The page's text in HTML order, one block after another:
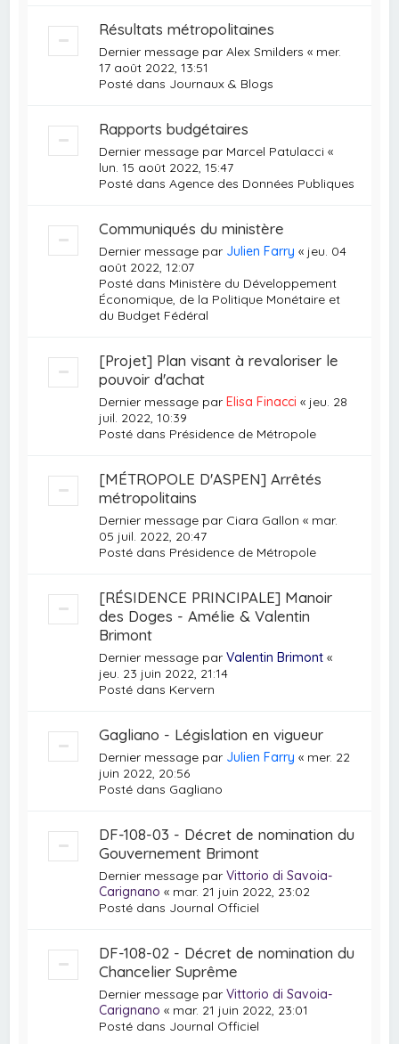
Résultats métropolitaines
Dernier message parAlex Smilders « mer.
17 août 2022, 13:51
Posté dans Journaux & Blogs
Rapports budgétaires
Dernier message par Marcel Patulacci «
lun. 15 août 2022, 15:47
Posté dansAgence des Données Publiques
Communiqués du ministère
Dernier message par Julien Farry « jeu. 04
août 2022, 12:07
Posté dans Ministère du Développement
Économique, de la Politique Monétaire et
du Budget Fédéral
[Projet] Plan visant à revaloriser le
pouvoir d'achat
Dernier message parElisa Finacci « jeu. 28
juil. 2022, 10:39
Posté dans Présidence de Métropole
[MÉTROPOLE D'ASPEN] Arrêtés
métropolitains
Dernier message par Ciara Gallon « mar.
05 juil. 2022, 20:47
Posté dans Présidence de Métropole
[RÉSIDENCE PRINCIPALE] Manoir
des Doges - Amélie & Valentin
Brimont
Dernier message parValentin Brimont «
jeu. 23 juin 2022, 21:14
Posté dans Kervern
Gagliano - Législation en vigueur
Dernier message par Julien Farry « mer. 22
juin 2022, 20:56
Posté dans Gagliano
DF-108-03 - Décret de nomination du
Gouvernement Brimont
Dernier message parVittorio di Savoia-
Carignano « mar. 21 juin 2022, 23:02
Posté dans Journal Officiel
DF-108-02 - Décret de nomination du
Chancelier Suprême
Dernier message parVittorio di Savoia-
Carignano « mar. 21 juin 2022, 23:01
Posté dans Journal Officiel